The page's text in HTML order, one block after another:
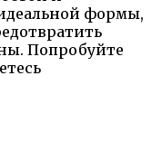
формы,
Попробуйте